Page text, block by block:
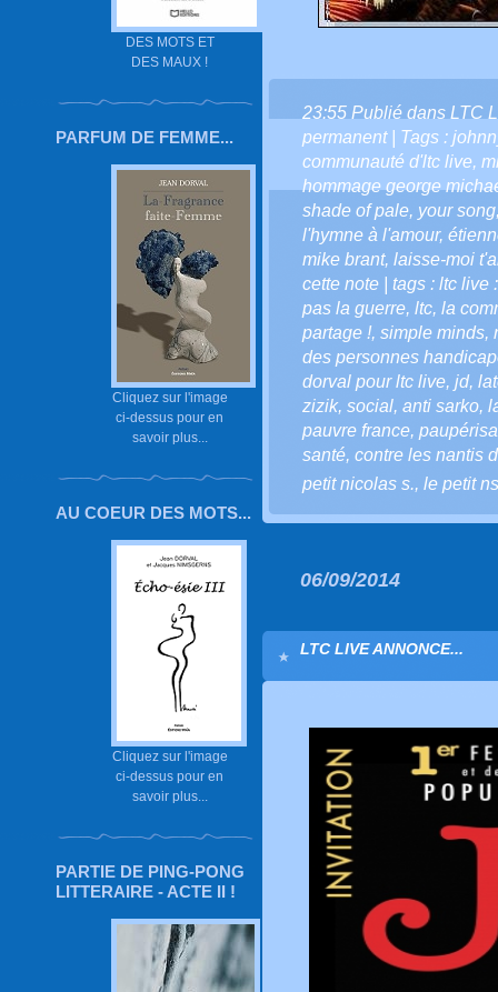
DES MOTS ET
DES MAUX !
PARFUM DE FEMME...
Cliquez sur l'image
ci-dessus pour en
savoir plus...
AU COEUR DES MOTS...
Cliquez sur l'image
ci-dessus pour en
savoir plus...
PARTIE DE PING-PONG
LITTERAIRE - ACTE II !
23:55 Publié dans LTC
permanent| Tags :
communauté d'ltc live,
hommage george
shade of pale, your song
l'hymne à l'amour,
mike brant, laisse-moi
cette note | tags : ltc live
pas la guerre, ltc, la
partage !, simple minds,
des personnes
dorval pour ltc live, jd,
zizik, social, anti sarko,
pauvre france,
santé, contre les nantis
petit nicolas s., le petit ns
06/09/2014
LTC LIVE ANNONCE...